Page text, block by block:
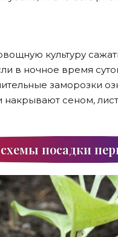
культуру
в ночное время
заморозки
сеном,
посадки